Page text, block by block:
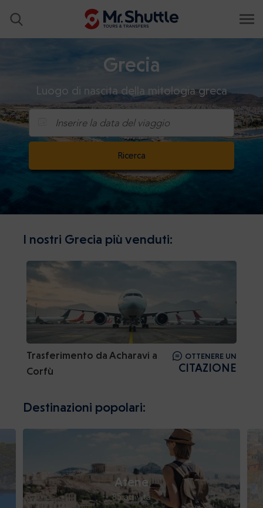
Grecia
Luogo di nascita della mitologia greca
Inserire la data del viaggio
Ricerca
I nostri Grecia più venduti:
Trasferimento da Acharavi a
Corfù
OTTENERE UN
CITAZIONE
Destinazioni popolari:
Atene
85 attività